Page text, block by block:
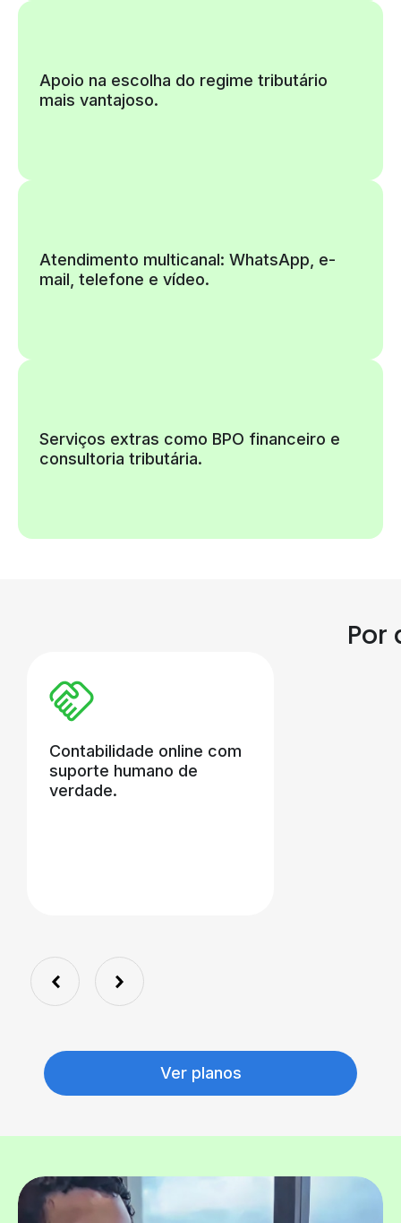
Apoio na escolha do regime tributário
mais vantajoso.
Atendimento multicanal: WhatsApp, e-
mail, telefone e vídeo.
Serviços extras como BPO financeiro e
consultoria tributária.
Por
Contabilidade online com
suporte humano de
verdade.
Ver planos